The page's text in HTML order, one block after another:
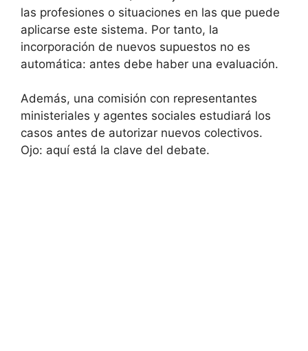
las profesiones o situaciones en las que puede
aplicarse este sistema. Por tanto, la
incorporación de nuevos supuestos no es
automática: antes debe haber una evaluación.
Además, una comisión con representantes
ministeriales y agentes sociales estudiará los
casos antes de autorizar nuevos colectivos.
Ojo: aquí está la clave del debate.